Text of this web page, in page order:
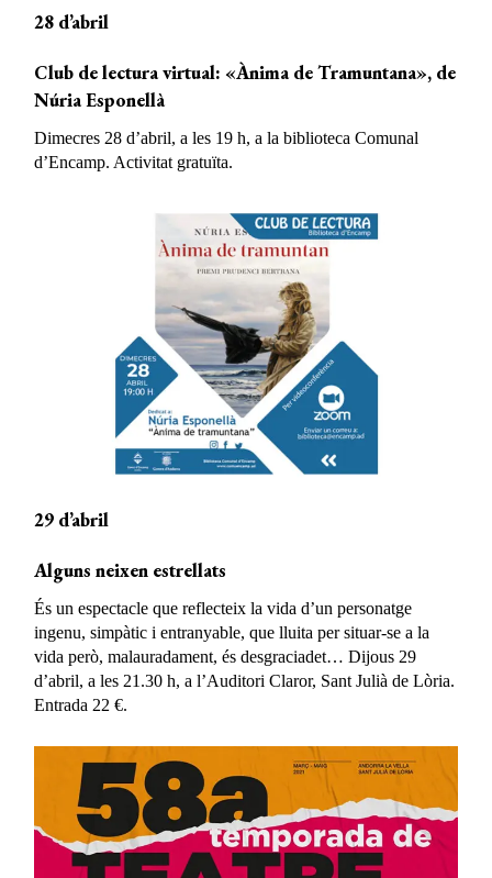
28 d’abril
Club de lectura virtual: «Ànima de Tramuntana», de
Núria Esponellà
Dimecres 28 d’abril, a les 19 h, a la biblioteca Comunal
d’Encamp. Activitat gratuïta.
29 d’abril
Alguns neixen estrellats
És un espectacle que reflecteix la vida d’un personatge
ingenu, simpàtic i entranyable, que lluita per situar-se a la
vida però, malauradament, és desgraciadet… Dijous 29
d’abril, a les 21.30 h, a l’Auditori Claror, Sant Julià de Lòria.
Entrada 22 €.